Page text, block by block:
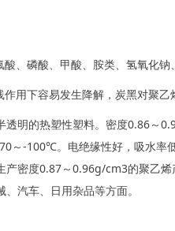
、磷酸、甲酸、胺类、氢氧化
用下容易发生降解，炭黑对聚
明的热塑性塑料。密度0.86～
～-100℃。电绝缘性好，吸水率
密度0.87～0.96g/cm3的聚乙
汽车、日用杂品等方面。